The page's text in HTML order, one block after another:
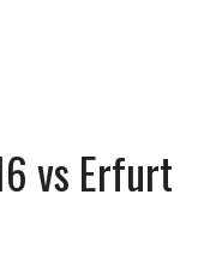
vs Erfurt